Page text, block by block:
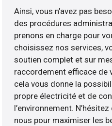
Ainsi, vous n’avez pas
des procédures
prenons en charge pour
choisissez nos services,
soutien complet et sur
raccordement efficace de
cela vous donne la
propre électricité et de
l’environnement.
nous pour maximiser les